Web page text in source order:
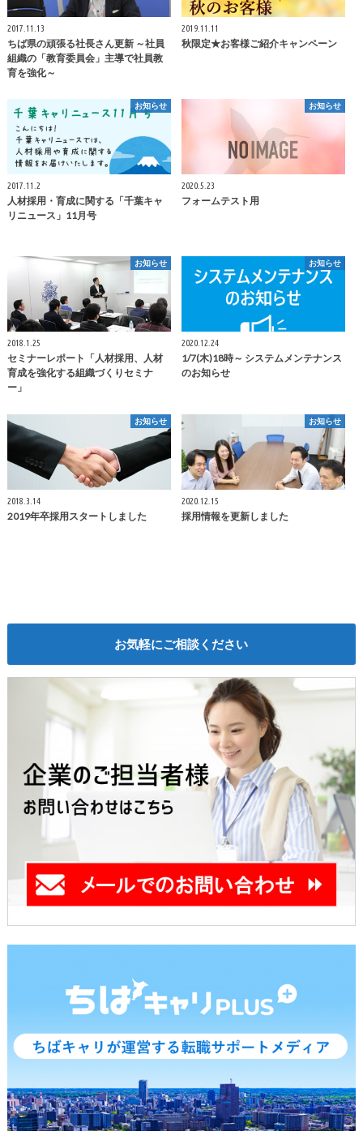
2017.11.13
ちば県の頑張る社長さん更新 ～社員
組織の「教育委員会」主導で社員教
育を強化～
2019.11.11
秋限定★お客様ご紹介キャンペーン
お知らせ
2017.11.2
人材採用・育成に関する「千葉キャ
リニュース」11月号
お知らせ
2020.5.23
フォームテスト用
お知らせ
2018.1.25
セミナーレポート「人材採用、人材
育成を強化する組織づくりセミナ
ー」
お知らせ
2020.12.24
1/7(木)18時～ システムメンテナンス
のお知らせ
お知らせ
2018.3.14
2019年卒採用スタートしました
お知らせ
2020.12.15
採用情報を更新しました
お気軽にご相談ください